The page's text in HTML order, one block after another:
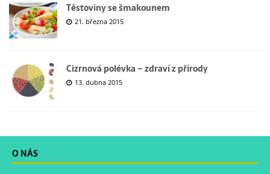
Těstoviny se šmakounem
21. března 2015
Cizrnová polévka – zdraví z přírody
13. dubna 2015
O NÁS